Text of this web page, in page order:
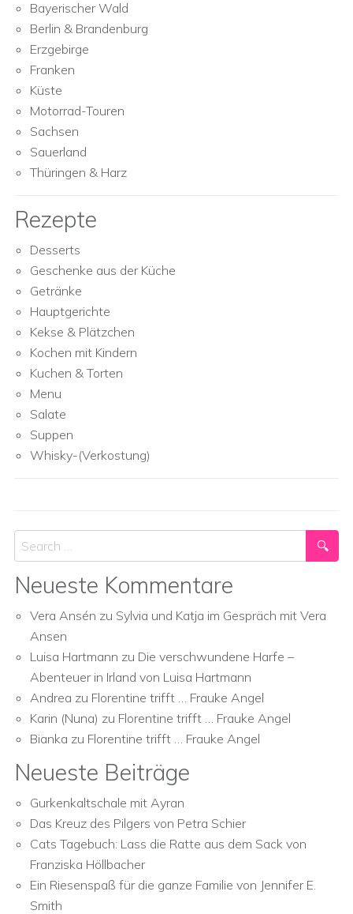
Bayerischer Wald
Berlin & Brandenburg
Erzgebirge
Franken
Küste
Motorrad-Touren
Sachsen
Sauerland
Thüringen & Harz
Rezepte
Desserts
Geschenke aus der Küche
Getränke
Hauptgerichte
Kekse & Plätzchen
Kochen mit Kindern
Kuchen & Torten
Menu
Salate
Suppen
Whisky-(Verkostung)
Search
Neueste Kommentare
Vera Ansén zu Sylvia und Katja im Gespräch mit Vera
Ansen
Luisa Hartmann zu Die verschwundene Harfe –
Abenteuer in Irland von Luisa Hartmann
Andrea zu Florentine trifft … Frauke Angel
Karin (Nuna) zu Florentine trifft … Frauke Angel
Bianka zu Florentine trifft … Frauke Angel
Neueste Beiträge
Gurkenkaltschale mit Ayran
Das Kreuz des Pilgers von Petra Schier
Cats Tagebuch: Lass die Ratte aus dem Sack von
Franziska Höllbacher
Ein Riesenspaß für die ganze Familie von Jennifer E.
Smith